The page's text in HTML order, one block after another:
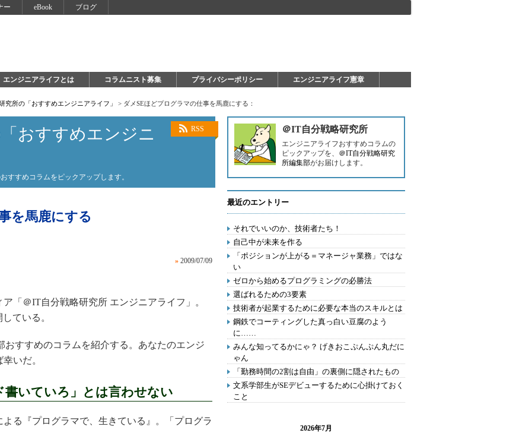
ー eBook ブログ
エンジニアライフとは コラムニスト募集 プライバシーポリシー エンジニアライフ憲章
究所の「おすすめエンジニアライフ」 > ダメSEほどプログラマの仕事を馬鹿にする：
RSS
おすすめエンジニ
すすめコラムをピックアップします。
を馬鹿にする
» 2009/07/09
「＠IT自分戦略研究所 エンジニアライフ」。
ている。
すすめのコラムを紹介する。あなたのエンジ
いだ。
書いていろ」とは言わせない
よる『プログラマで、生きている』。「プログラ
＠IT自分戦略研究所
エンジニアライフおすすめコラムの
ピックアップを、 ＠IT自分戦略研究
所編集部がお届けします。
最近のエントリー
それでいいのか、技術者たち！
自己中が未来を作る
「ポジションが上がる＝マネージャ業務」ではな
い
ゼロから始めるプログラミングの必勝法
選ばれるための3要素
技術者が起業するために必要な本当のスキルとは
鋼鉄でコーティングした真っ白い豆腐のよう
に……
みんな知ってるかにゃ？ げきおこぷんぷん丸だに
ゃん
「勤務時間の2割は自由」の裏側に隠されたもの
文系学部生がSEデビューするために心掛けておく
こと
2026年7月